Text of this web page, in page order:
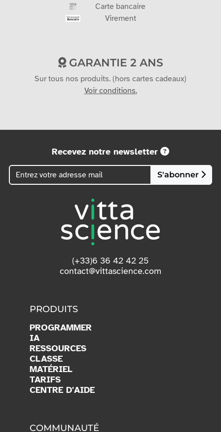
Carte bancaire
Virement
GARANTIE 2 ANS
Sur tous nos produits. (hors cartes cadeaux)
Voir conditions.
Recevez notre newsletter
S'abonner
(+33)6 36 42 42 25
contact@vittascience.com
PRODUITS
PROGRAMMER
IA
RESSOURCES
CLASSE
MATÉRIEL
TARIFS
CENTRE D'AIDE
COMMUNAUTÉ